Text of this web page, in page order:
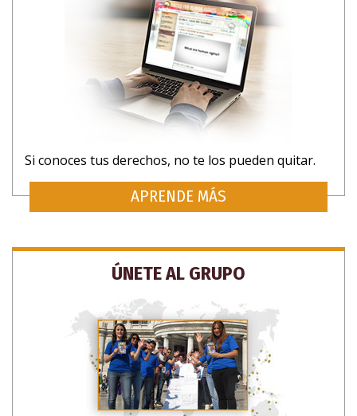
Si conoces tus derechos, no te los pueden quitar.
APRENDE MÁS
ÚNETE AL GRUPO